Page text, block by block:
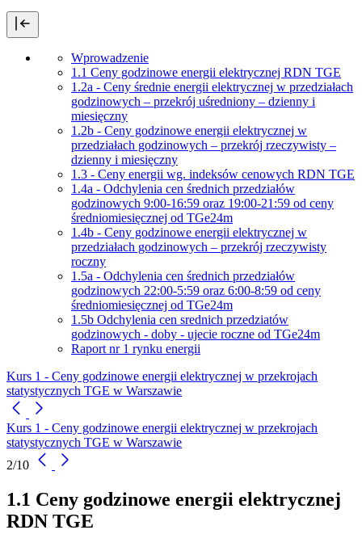
Wprowadzenie
1.1 Ceny godzinowe energii elektrycznej RDN TGE
1.2a - Ceny średnie energii elektrycznej w przedziałach
godzinowych – przekrój uśredniony – dzienny i
miesięczny
1.2b - Ceny godzinowe energii elektrycznej w
przedziałach godzinowych – przekrój rzeczywisty –
dzienny i miesięczny
1.3 - Ceny energii wg. indeksów cenowych RDN TGE
1.4a - Odchylenia cen średnich przedziałów
godzinowych 9:00-16:59 oraz 19:00-21:59 od ceny
średniomiesięcznej od TGe24m
1.4b - Ceny godzinowe energii elektrycznej w
przedziałach godzinowych – przekrój rzeczywisty
roczny
1.5a - Odchylenia cen średnich przedziałów
godzinowych 22:00-5:59 oraz 6:00-8:59 od ceny
średniomiesięcznej od TGe24m
1.5b Odchylenia cen srednich przedziatów
godzinowych - doby - ujecie roczne od TGe24m
Raport nr 1 rynku energii
Kurs 1 - Ceny godzinowe energii elektrycznej w przekrojach
statystycznych TGE w Warszawie
Kurs 1 - Ceny godzinowe energii elektrycznej w przekrojach
statystycznych TGE w Warszawie
2/10
1.1 Ceny godzinowe energii elektrycznej
RDN TGE